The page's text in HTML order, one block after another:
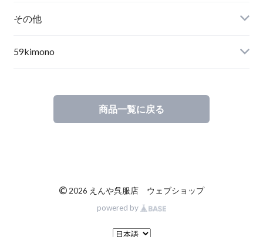
その他
59kimono
商品一覧に戻る
© 2026 えんや呉服店 ウェブショップ
powered by